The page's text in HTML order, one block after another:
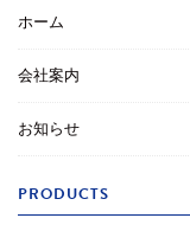
ホーム
会社案内
お知らせ
PRODUCTS